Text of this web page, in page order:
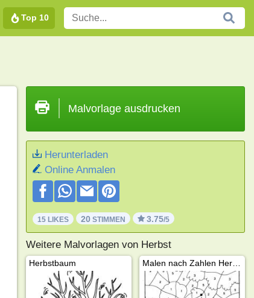
Top 10
Malvorlage ausdrucken
Herunterladen
Online Anmalen
15 LIKES 20 STIMMEN 3.75/5
Weitere Malvorlagen von Herbst
Herbstbaum Malen nach Zahlen Herbst